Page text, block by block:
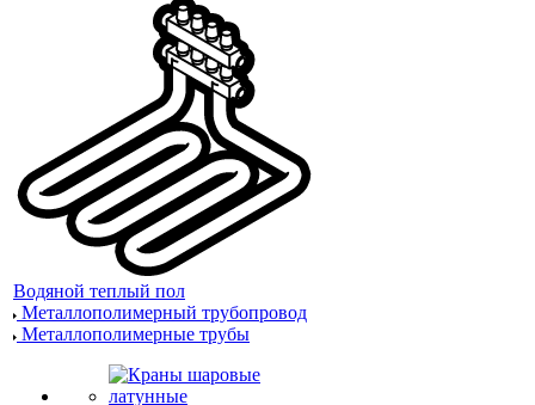
Водяной теплый пол
Металлополимерный трубопровод
Металлополимерные трубы